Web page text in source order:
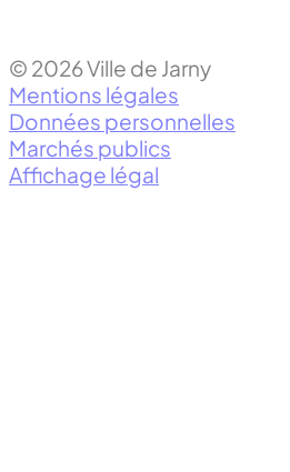
© 2026 Ville de Jarny
Mentions légales
Données personnelles
Marchés publics
Affichage légal